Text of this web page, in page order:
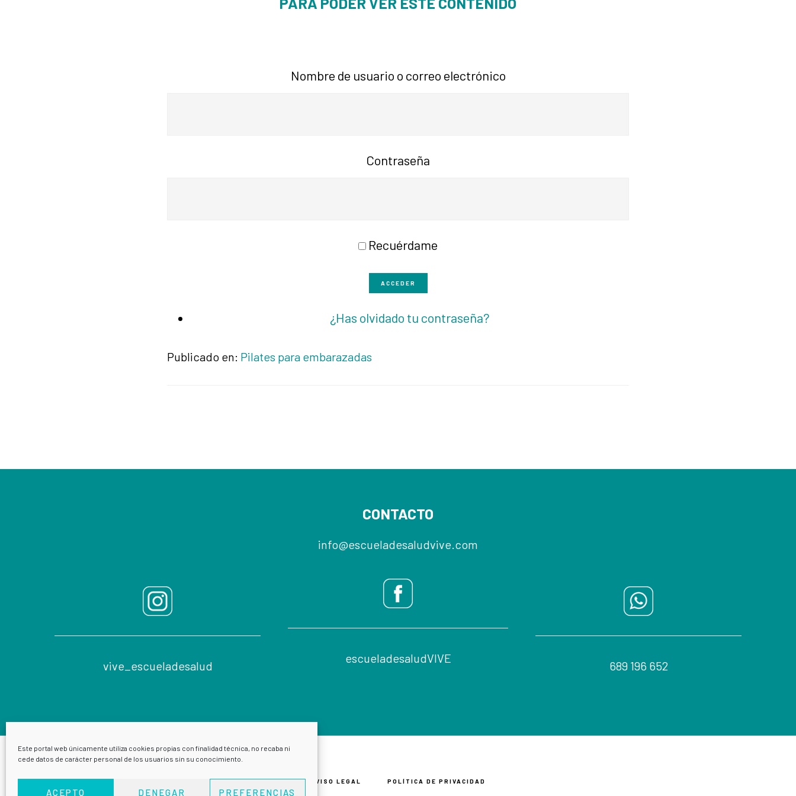
Este portal web únicamente utiliza cookies propias con finalidad técnica, no recaba ni
cede datos de carácter personal de los usuarios sin su conocimiento.
ACEPTO DENEGAR PREFERENCIAS
Nombre de usuario o correo electrónico
Contraseña
Recuérdame
ACCEDER
¿Has olvidado tu contraseña?
Publicado en: Pilates para embarazadas
vive_escueladesalud
CONTACTO
info@escueladesaludvive.com
escueladesaludVIVE
689 196 652
AVISO LEGAL POLÍTICA DE PRIVACIDAD